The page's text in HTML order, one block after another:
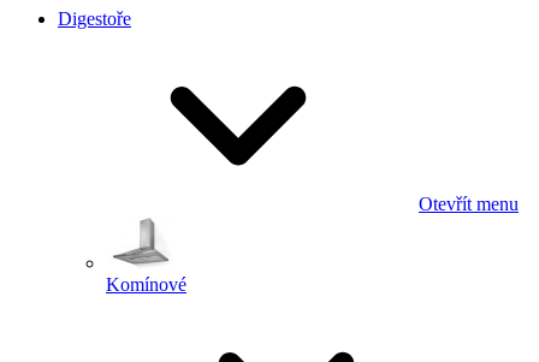
Digestoře
Otevřít menu
Komínové